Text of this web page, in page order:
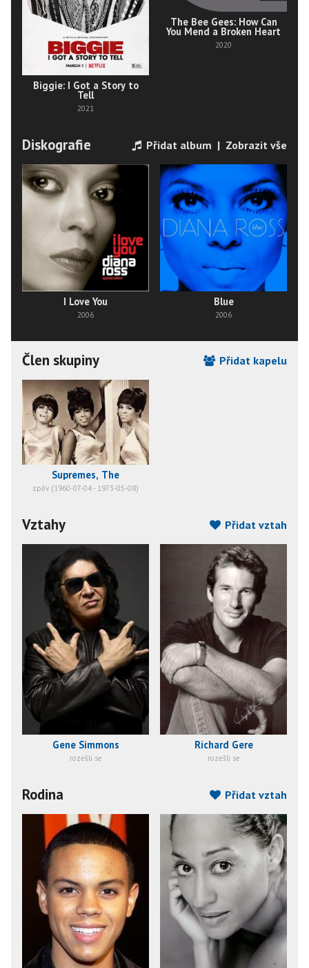
Biggie: I Got a Story to
Tell
2021
The Bee Gees: How Can
You Mend a Broken Heart
2020
Diskografie Přidat album | Zobrazit vše
I Love You
2006
Blue
2006
Člen skupiny Přidat kapelu
Supremes, The
zpěv (1960-07-04 - 1973-05-08)
Vztahy Přidat vztah
Gene Simmons
rozešli se
Richard Gere
rozešli se
Rodina Přidat vztah